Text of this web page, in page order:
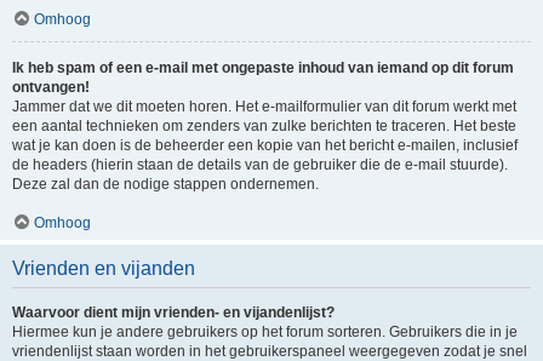
Omhoog
Ik heb spam of een e-mail met ongepaste inhoud van iemand op dit forum
ontvangen!
Jammer dat we dit moeten horen. Het e-mailformulier van dit forum werkt met
een aantal technieken om zenders van zulke berichten te traceren. Het beste
wat je kan doen is de beheerder een kopie van het bericht e-mailen, inclusief
de headers (hierin staan de details van de gebruiker die de e-mail stuurde).
Deze zal dan de nodige stappen ondernemen.
Omhoog
Vrienden en vijanden
Waarvoor dient mijn vrienden- en vijandenlijst?
Hiermee kun je andere gebruikers op het forum sorteren. Gebruikers die in je
vriendenlijst staan worden in het gebruikerspaneel weergegeven zodat je snel